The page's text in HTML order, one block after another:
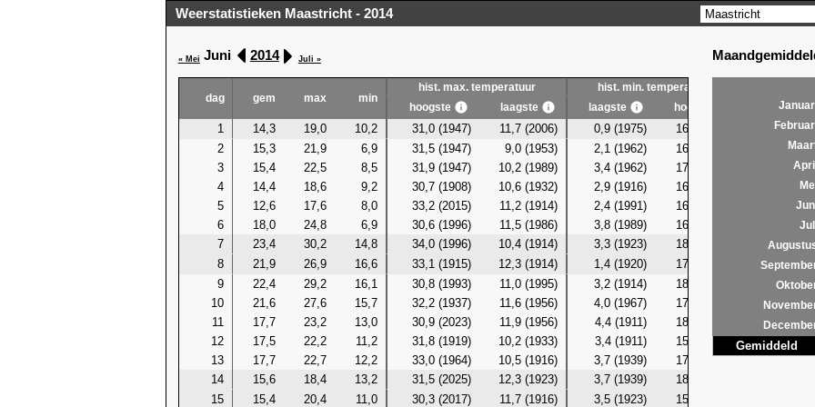
Weerstatistieken Maastricht - 2014
« Mei Juni 2014 Juli »
dag gem max min
hist. max. temperatuur hist. min. temperatuur
hist.
hoogste
laagste laagste hoogste laagste
1 14,3 19,0 10,2 31,0 (1947) 11,7 (2006) 0,9 (1975) 16,4 (1947) 7,3
2
15,3 21,9 6,9 31,5 (1947) 9,0 (1953) 2,1 (1962) 16,5 (2008) 7,0
3
15,4 22,5 8,5 31,9 (1947) 10,2 (1989) 3,4 (1962) 17,2 (1947) 6,8
4
14,4 18,6 9,2 30,7 (1908) 10,6 (1932) 2,9 (1916) 16,9 (1979) 7,8
5
12,6 17,6 8,0 33,2 (2015) 11,2 (1914) 2,4 (1991) 16,8 (1982) 8,5
6
18,0 24,8 6,9 30,6 (1996) 11,5 (1986) 3,8 (1989) 16,7 (1982) 8,3
7
23,4 30,2 14,8 34,0 (1996) 10,4 (1914) 3,3 (1923) 18,2 (1996) 7,4
8
21,9 26,9 16,6 33,1 (1915) 12,3 (1914) 1,4 (1920) 17,8 (2007) 7,9
9
22,4 29,2 16,1 30,8 (1993) 11,0 (1995) 3,2 (1914) 18,1 (2004) 9,0
10
21,6 27,6 15,7 32,2 (1937) 11,6 (1956) 4,0 (1967) 17,2 (2010) 9,4
11
17,7 23,2 13,0 30,9 (2023) 11,9 (1956) 4,4 (1911) 18,6 (1937) 8,7
12
17,5 22,2 11,2 31,8 (1919) 10,2 (1933) 3,4 (1911) 15,5 (1937) 7,9
13
17,7 22,7 12,2 33,0 (1964) 10,5 (1916) 3,7 (1939) 17,9 (2006) 8,4
14
15,6 18,4 13,2 31,5 (2025) 12,3 (1923) 3,7 (1939) 18,3 (2025)
15
15,4 20,4 11,0 30,3 (2017) 11,7 (1916) 3,5 (1923) 15,8 (2002)
April
Gemiddeld